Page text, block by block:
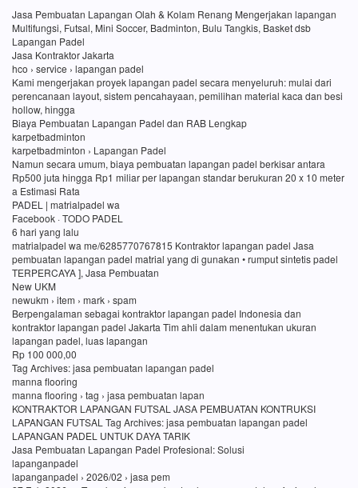
Jasa Pembuatan Lapangan Olah & Kolam Renang Mengerjakan lapangan
Multifungsi, Futsal, Mini Soccer, Badminton, Bulu Tangkis, Basket dsb
Lapangan Padel
Jasa Kontraktor Jakarta
hco › service › lapangan padel
Kami mengerjakan proyek lapangan padel secara menyeluruh: mulai dari
perencanaan layout, sistem pencahayaan, pemilihan material kaca dan besi
hollow, hingga
Biaya Pembuatan Lapangan Padel dan RAB Lengkap
karpetbadminton
karpetbadminton › Lapangan Padel
Namun secara umum, biaya pembuatan lapangan padel berkisar antara
Rp500 juta hingga Rp1 miliar per lapangan standar berukuran 20 x 10 meter
a Estimasi Rata
PADEL | matrialpadel wa
Facebook · TODO PADEL
6 hari yang lalu
matrialpadel wa me/6285770767815 Kontraktor lapangan padel Jasa
pembuatan lapangan padel matrial yang di gunakan • rumput sintetis padel
TERPERCAYA ], Jasa Pembuatan
New UKM
newukm › item › mark › spam
Berpengalaman sebagai kontraktor lapangan padel Indonesia dan
kontraktor lapangan padel Jakarta Tim ahli dalam menentukan ukuran
lapangan padel, luas lapangan
Rp 100 000,00
Tag Archives: jasa pembuatan lapangan padel
manna flooring
manna flooring › tag › jasa pembuatan lapan
KONTRAKTOR LAPANGAN FUTSAL JASA PEMBUATAN KONTRUKSI
LAPANGAN FUTSAL Tag Archives: jasa pembuatan lapangan padel
LAPANGAN PADEL UNTUK DAYA TARIK
Jasa Pembuatan Lapangan Padel Profesional: Solusi
lapanganpadel
lapanganpadel › 2026/02 › jasa pem